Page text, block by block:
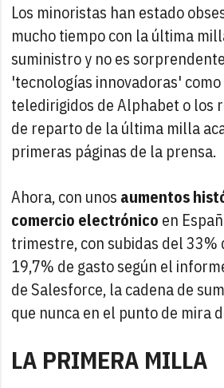
Los minoristas han estado
mucho tiempo con la última
suministro y no es
'tecnologías innovadoras'
teledirigidos de Alphabet o los
de reparto de la última milla
primeras páginas de la prensa.
Ahora, con unos aumentos
comercio electrónico en
trimestre, con subidas del 33%
19,7% de gasto según el
de Salesforce, la cadena de
que nunca en el punto de mira
LA PRIMERA MILLA